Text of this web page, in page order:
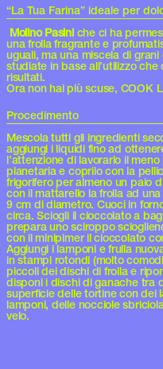
“La Tua Farina” ideale per
Molino Pasiniche ci ha
una frolla fragrante e
uguali, ma una miscela di
studiate in base all’utilizzo
risultati.
Ora non hai più scuse, COOK
Procedimento
Mescola tutti gli ingredienti
aggiungi i liquidi fino ad
l’attenzione di lavorarlo il
planetaria e coprilo con la
frigorifero per almeno un paio
con il mattarello la frolla ad
9 cm di diametro. Cuoci in
circa. Sciogli il cioccolato a
prepara uno sciroppo
con il minipimer il cioccolato
Aggiungi i lamponi e frulla
in stampi rotondi (molto
piccoli dei dischi di frolla e
disponi i dischi di ganache tra
superficie delle tortine con dei
lamponi, delle nocciole
velo.